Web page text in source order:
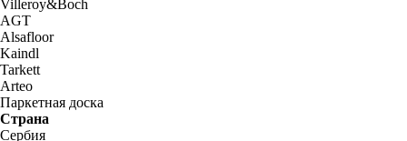
Villeroy&Boch
AGT
Alsafloor
Kaindl
Tarkett
Arteo
Паркетная доска
Страна
Сербия